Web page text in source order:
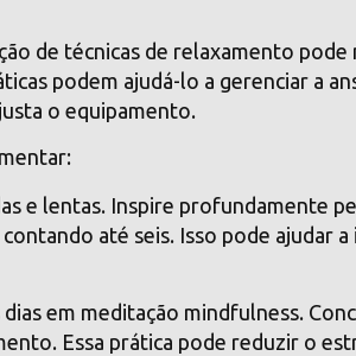
de técnicas de relaxamento
podem ajudá-lo a gerenciar a
o equipamento.
e lentas. Inspire profundamente
até seis. Isso pode ajudar a
em meditação mindfulness.
Essa prática pode reduzir o